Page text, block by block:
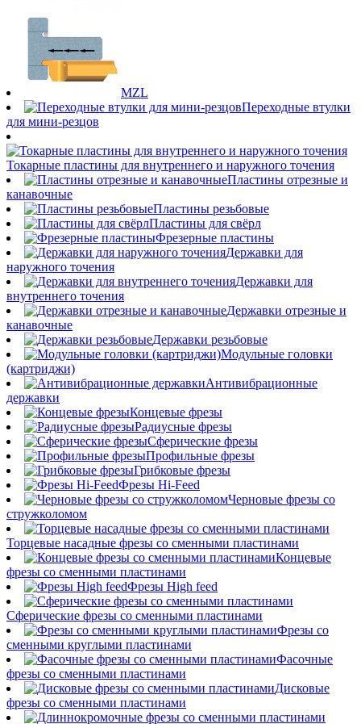
MZL
Переходные втулки
для мини-резцов
Токарные пластины для внутреннего и наружного точения
Пластины отрезные и
канавочные
Пластины резьбовые
Пластины для свёрл
Фрезерные пластины
Державки для
наружного точения
Державки для
внутреннего точения
Державки отрезные и
канавочные
Державки резьбовые
Модульные головки
(картриджи)
Антивибрационные
державки
Концевые фрезы
Радиусные фрезы
Сферические фрезы
Профильные фрезы
Грибковые фрезы
Фрезы Hi-Feed
Черновые фрезы со
стружколомом
Торцевые насадные фрезы со сменными пластинами
Концевые
фрезы со сменными пластинами
Фрезы High feed
Сферические фрезы со сменными пластинами
Фрезы со
сменными круглыми пластинами
Фасочные
фрезы со сменными пластинами
Дисковые
фрезы со сменными пластинами